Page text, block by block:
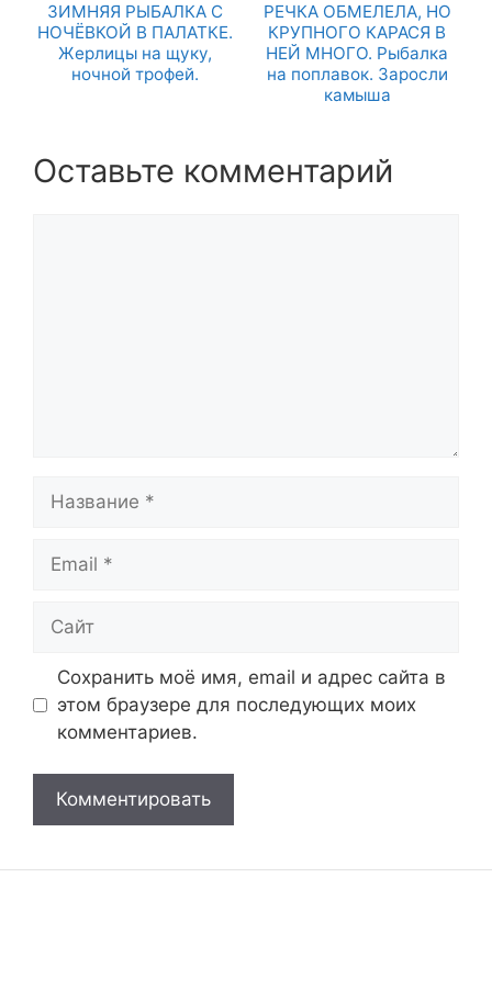
ЗИМНЯЯ РЫБАЛКА С
НОЧЁВКОЙ В ПАЛАТКЕ.
Жерлицы на щуку,
ночной трофей.
РЕЧКА ОБМЕЛЕЛА, НО
КРУПНОГО КАРАСЯ В
НЕЙ МНОГО. Рыбалка
на поплавок. Заросли
камыша
Оставьте комментарий
Сохранить моё имя, email и адрес сайта в
этом браузере для последующих моих
комментариев.